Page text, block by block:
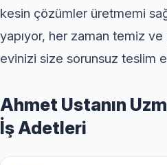
kesin çözümler üretmemi
yapıyor, her zaman temiz
evinizi size sorunsuz teslim
Ahmet Ustanın
İş Adetleri